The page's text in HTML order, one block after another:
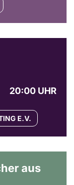
20:00 UHR
E.V.
aus